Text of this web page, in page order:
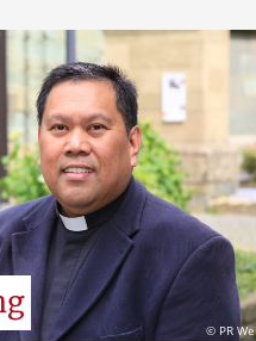
© PR